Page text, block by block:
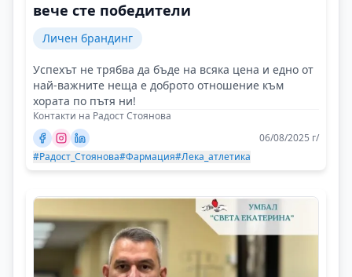
вече сте победители
Личен брандинг
Успехът не трябва да бъде на всяка цена и едно от
най-важните неща е доброто отношение към
хората по пътя ни!
Контакти на Радост Стоянова
06/08/2025 г/
#Радост_Стоянова#Фармация#Лека_атлетика